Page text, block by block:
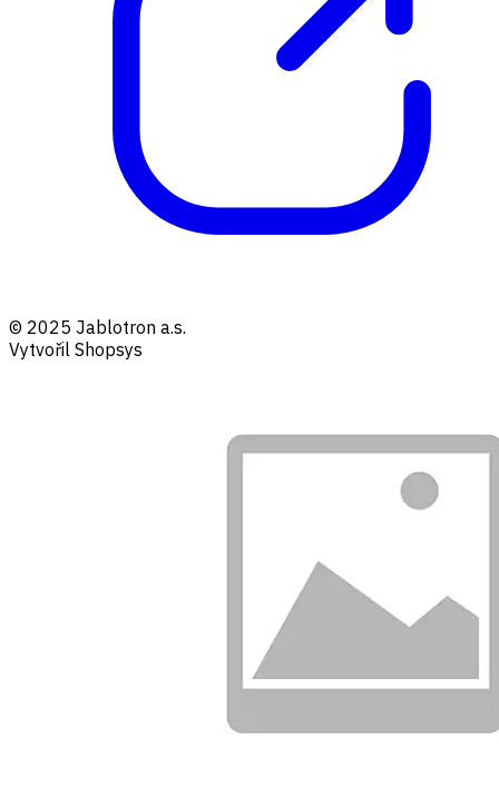
© 2025 Jablotron a.s.
Vytvořil Shopsys